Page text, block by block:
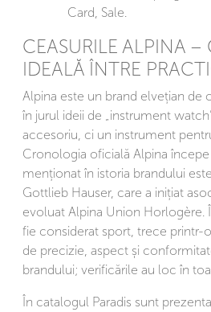
Card, Sale.
CEASURILE ALPINA
IDEALĂ ÎNTRE
Alpina este un brand elvețian de
în jurul ideii de „instrument
accesoriu, ci un instrument
Cronologia oficială Alpina
menționat în istoria brandului
Gottlieb Hauser, care a inițiat
evoluat Alpina Union Horlogère.
fie considerat sport, trece printr-
de precizie, aspect și
brandului; verificările au loc în
În catalogul Paradis sunt